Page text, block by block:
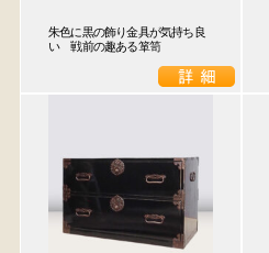
朱色に黒の飾り金具が気持ち良
い　戦前の趣ある箪笥